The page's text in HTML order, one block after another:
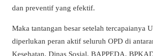
dan preventif yang efektif.
Maka tantangan besar setelah tercapaianya
diperlukan peran aktif seluruh OPD di
Kesehatan, Dinas Sosial, BAPPEDA,